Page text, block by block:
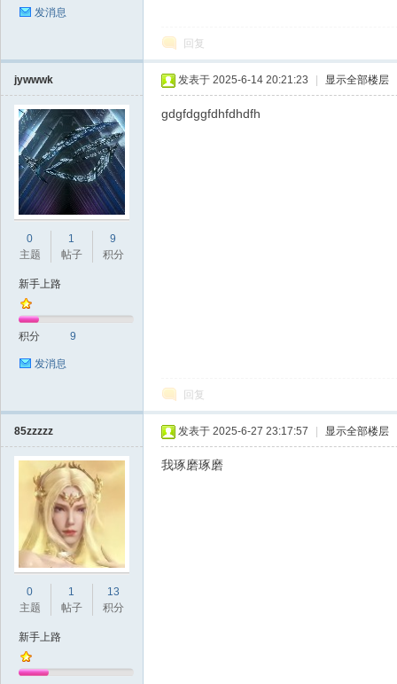
发消息
回复
jywwwk
0
主题
1
帖子
9
积分
新手上路
积分 9
发消息
发表于 2025-6-14 20:21:23 显示全部楼层
gdgfdggfdhfdhdfh
回复
85zzzzz
0
主题
1
帖子
13
积分
新手上路
发表于 2025-6-27 23:17:57 显示全部楼层
我琢磨琢磨